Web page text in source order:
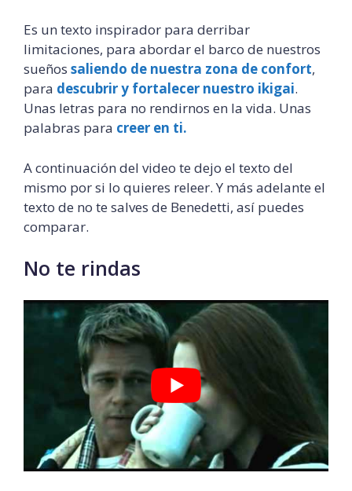
Es un texto inspirador para derribar
limitaciones, para abordar el barco de nuestros
sueños saliendo de nuestra zona de confort,
para descubrir y fortalecer nuestro ikigai.
Unas letras para no rendirnos en la vida. Unas
palabras para creer en ti.
A continuación del video te dejo el texto del
mismo por si lo quieres releer. Y más adelante el
texto de no te salves de Benedetti, así puedes
comparar.
No te rindas